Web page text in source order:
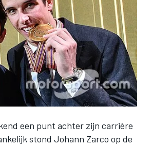
een punt achter zijn carrière
stond Johann Zarco op de